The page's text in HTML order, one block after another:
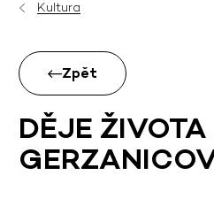
Kultura
Zpět
DĚJE